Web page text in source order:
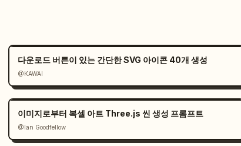
다운로드 버튼이 있는 간단한 SVG 아이콘 40개 생성
@KAWAI
이미지로부터 복셀 아트 Three.js 씬 생성 프롬프트
@Ian Goodfellow